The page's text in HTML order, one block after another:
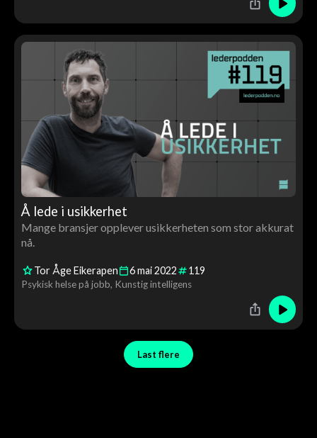
Å lede i usikkerhet
Mange bransjer opplever usikkerheten som stor akkurat
nå.
Tor Åge Eikerapen 6mai2022 119
Psykisk helse på jobb Kunstig intelligens
Last flere